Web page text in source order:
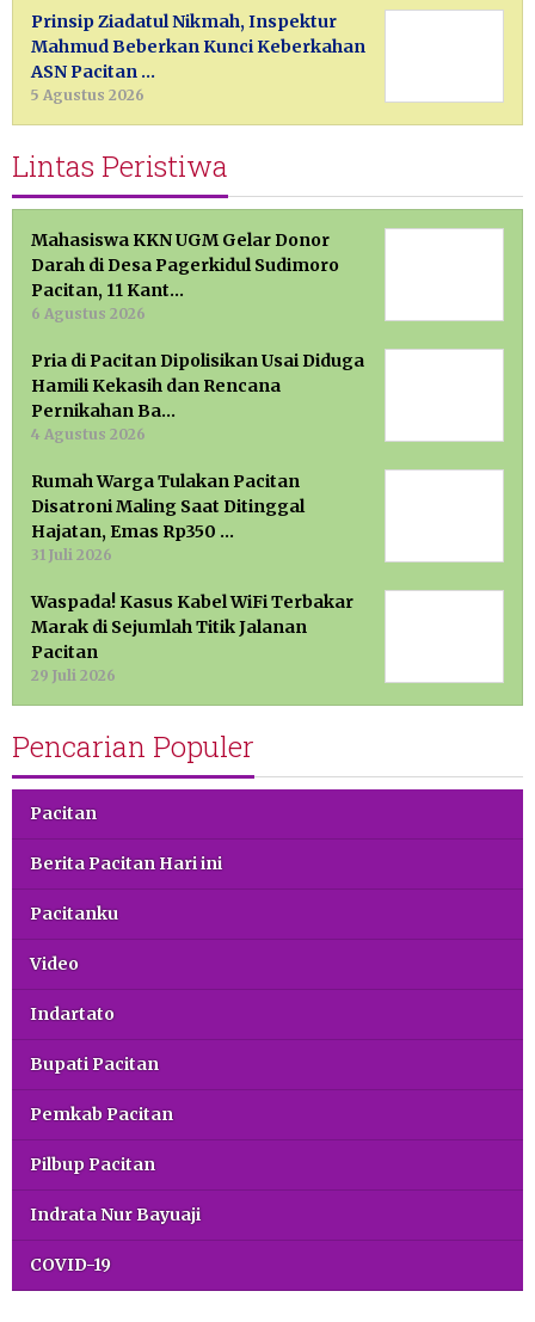
Prinsip Ziadatul Nikmah, Inspektur
Mahmud Beberkan Kunci Keberkahan
ASN Pacitan …
5 Agustus 2026
Lintas Peristiwa
Mahasiswa KKN UGM Gelar Donor
Darah di Desa Pagerkidul Sudimoro
Pacitan, 11 Kant…
6 Agustus 2026
Pria di Pacitan Dipolisikan Usai Diduga
Hamili Kekasih dan Rencana
Pernikahan Ba…
4 Agustus 2026
Rumah Warga Tulakan Pacitan
Disatroni Maling Saat Ditinggal
Hajatan, Emas Rp350 …
31 Juli 2026
Waspada! Kasus Kabel WiFi Terbakar
Marak di Sejumlah Titik Jalanan
Pacitan
29 Juli 2026
Pencarian Populer
Pacitan
Berita Pacitan Hari ini
Pacitanku
Video
Indartato
Bupati Pacitan
Pemkab Pacitan
Pilbup Pacitan
Indrata Nur Bayuaji
COVID-19